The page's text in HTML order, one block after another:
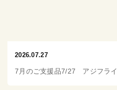
2026.07.27
7月のご支援品7/27 アジフライ